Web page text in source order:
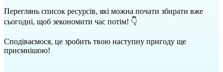
Переглянь список ресурсів, які можна почати збирати вже
сьогодні, щоб зекономити час потім! 👇
Сподіваємося, це зробить твою наступну пригоду ще
приємнішою!